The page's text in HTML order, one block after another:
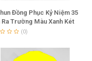
Đồng Phục Kỷ Niệm 35
Ra Trường Màu Xanh Két
(0)